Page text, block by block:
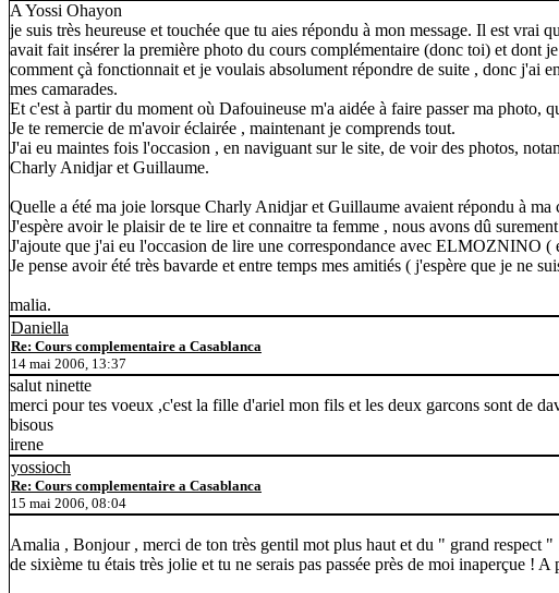
A Yossi Ohayon
je suis très heureuse et touchée que tu aies répondu à mon message. Il est
avait fait insérer la première photo du cours complémentaire (donc toi) et dont
comment çà fonctionnait et je voulais absolument répondre de suite , donc j'ai
mes camarades.
Et c'est à partir du moment où Dafouineuse m'a aidée à faire passer ma photo,
Je te remercie de m'avoir éclairée , maintenant je comprends tout.
J'ai eu maintes fois l'occasion , en naviguant sur le site, de voir des photos,
Charly Anidjar et Guillaume.
Quelle a été ma joie lorsque Charly Anidjar et Guillaume avaient répondu à ma
J'espère avoir le plaisir de te lire et connaitre ta femme , nous avons dû
J'ajoute que j'ai eu l'occasion de lire une correspondance avec ELMOZNINO
Je pense avoir été très bavarde et entre temps mes amitiés ( j'espère que je ne
malia.
Daniella
Re: Cours complementaire a Casablanca
14 mai 2006, 13:37
salut ninette
merci pour tes voeux ,c'est la fille d'ariel mon fils et les deux garcons sont de
bisous
irene
yossioch
Re: Cours complementaire a Casablanca
15 mai 2006, 08:04
Amalia , Bonjour , merci de ton très gentil mot plus haut et du " grand respect
de sixième tu étais très jolie et tu ne serais pas passée près de moi inaperçue !